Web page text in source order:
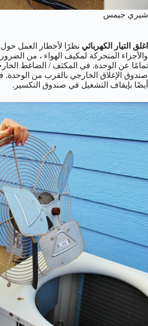
شيري جيمس
اغلق التيار الكهربائي نظرًا لأخطار العمل حول
والأجزاء المتحركة لمكيف الهواء ، من
تمامًا عن الوحدة. في المكثف / الضاغط
صندوق الإغلاق الخارجي بالقرب من الوحدة.
أيضًا بإيقاف التشغيل في صندوق التكسير.